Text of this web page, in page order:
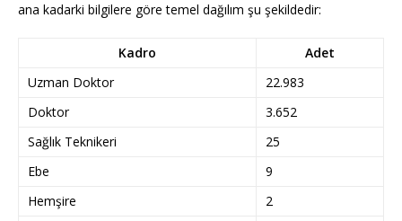
ana kadarki bilgilere göre temel dağılım şu şekildedir:
Kadro
Adet
Uzman Doktor
22.983
Doktor
3.652
Sağlık Teknikeri
25
Ebe
9
Hemşire
2